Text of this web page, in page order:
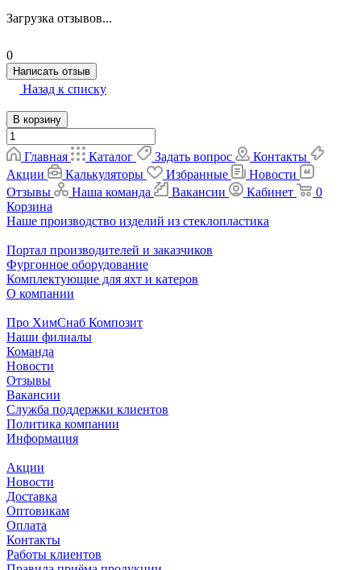
Загрузка отзывов...
0
Написать отзыв
Назад к списку
В корзину
Главная Каталог Задать вопрос
Контакты
Акции
Калькуляторы Избранные
Новости
Отзывы
Наша команда Вакансии Кабинет
0
Корзина
Наше производство изделий из стеклопластика
Портал производителей и заказчиков
Фургонное оборудование
Комплектующие для яхт и катеров
О компании
Про ХимСнаб Композит
Наши филиалы
Команда
Новости
Отзывы
Вакансии
Служба поддержки клиентов
Политика компании
Информация
Акции
Новости
Доставка
Оптовикам
Оплата
Контакты
Работы клиентов